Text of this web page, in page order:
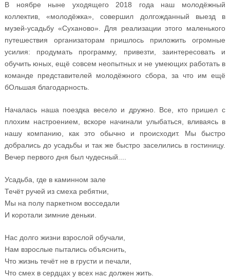
В ноябре ныне уходящего 2018 года наш молодёжный
коллектив, «молодёжка», совершил долгожданный выезд в
музей-усадьбу «Суханово». Для реализации этого маленького
путешествия организаторам пришлось приложить огромные
усилия: продумать программу, привезти, заинтересовать и
обучить юных, ещё совсем неопытных и не умеющих работать в
команде представителей молодёжного сбора, за что им ещё
бОльшая благодарность.
Началась наша поездка весело и дружно. Все, кто пришел с
плохим настроением, вскоре начинали улыбаться, вливаясь в
нашу компанию, как это обычно и происходит. Мы быстро
добрались до усадьбы и так же быстро заселились в гостиницу.
Вечер первого дня был чудесный....
Усадьба, где в каминном зале
Течёт ручей из смеха ребятни,
Мы на полу паркетном восседали
И коротали зимние деньки.
Нас долго жизни взрослой обучали,
Нам взрослые пытались объяснить,
Что жизнь течёт не в грусти и печали,
Что смех в сердцах у всех нас должен жить.